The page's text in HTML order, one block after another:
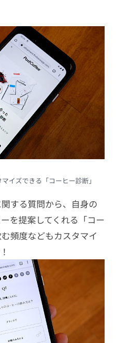
イズできる「コーヒー診断」
する質問から、自身の
を提案してくれる「コー
頻度などもカスタマイ
！